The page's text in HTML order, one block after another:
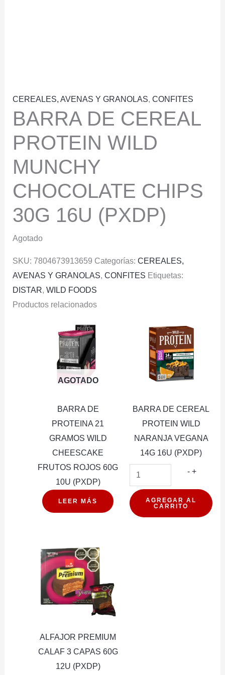
CEREALES, AVENAS Y GRANOLAS, CONFITES
BARRA DE CEREAL
PROTEIN WILD
MUNCHY
CHOCOLATE CHIPS
30G 16U (PXDP)
Agotado
SKU: 7804673913659 Categorías: CEREALES,
AVENAS Y GRANOLAS, CONFITES Etiquetas:
DISTAR, WILD FOODS
Productos relacionados
AGOTADO
BARRA DE
PROTEINA 21
GRAMOS WILD
CHEESCAKE
FRUTOS ROJOS 60G
10U (PXDP)
LEER MÁS
BARRA DE CEREAL
PROTEIN WILD
NARANJA VEGANA
14G 16U (PXDP)
- BARRA
CEREAL
+
AGREGAR AL
CARRITO
ALFAJOR PREMIUM
CALAF 3 CAPAS 60G
12U (PXDP)